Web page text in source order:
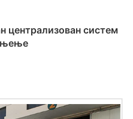
централизован систем